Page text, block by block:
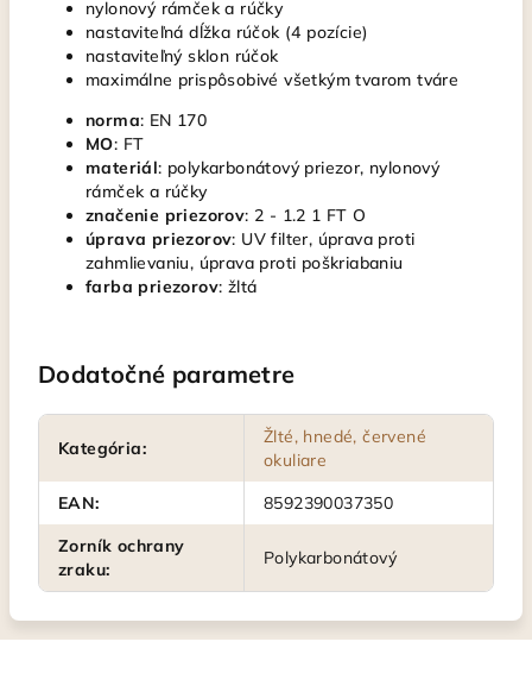
nylonový rámček a rúčky
nastaviteľná dĺžka rúčok (4 pozície)
nastaviteľný sklon rúčok
maximálne prispôsobivé všetkým tvarom tváre
norma: EN 170
MO: FT
materiál: polykarbonátový priezor, nylonový
rámček a rúčky
značenie priezorov: 2 - 1.2 1 FT O
úprava priezorov: UV filter, úprava proti
zahmlievaniu, úprava proti poškriabaniu
farba priezorov: žltá
Dodatočné parametre
Kategória:
Žlté, hnedé, červené
okuliare
EAN:
8592390037350
Zorník ochrany
zraku:
Polykarbonátový